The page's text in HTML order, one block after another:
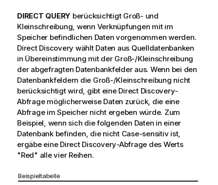
DIRECT QUERY berücksichtigt Groß- und
Kleinschreibung, wenn Verknüpfungen mit im
Speicher befindlichen Daten vorgenommen werden.
Direct Discovery wählt Daten aus Quelldatenbanken
in Übereinstimmung mit der Groß-/Kleinschreibung
der abgefragten Datenbankfelder aus. Wenn bei den
Datenbankfeldern die Groß-/Kleinschreibung nicht
berücksichtigt wird, gibt eine Direct Discovery-
Abfrage möglicherweise Daten zurück, die eine
Abfrage im Speicher nicht ergeben würde. Zum
Beispiel, wenn sich die folgenden Daten in einer
Datenbank befinden, die nicht Case-sensitiv ist,
ergäbe eine Direct Discovery-Abfrage des Werts
"Red" alle vier Reihen.
Beispieltabelle